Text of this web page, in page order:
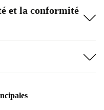
et la conformité